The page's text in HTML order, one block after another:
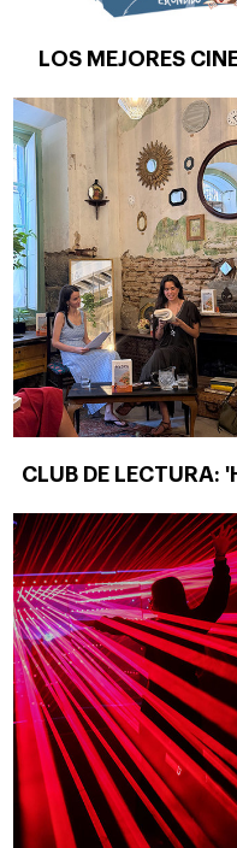
LOS MEJORES
CLUB DE LECTURA: